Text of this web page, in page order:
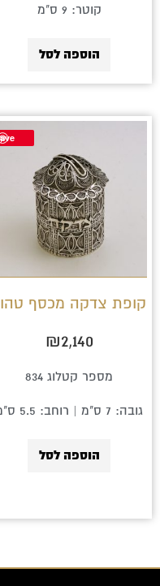
קוטר: 9 ס"מ
הוספה לסל
Save
קופת צדקה מכסף טהור
₪2,140
מספר קטלוג 834
גובה: 7 ס"מ | רוחב: 5.5 ס"מ
הוספה לסל